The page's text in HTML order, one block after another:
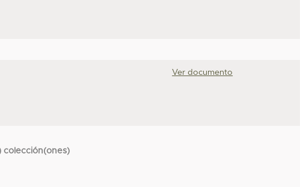
Ver documento
colección(ones)